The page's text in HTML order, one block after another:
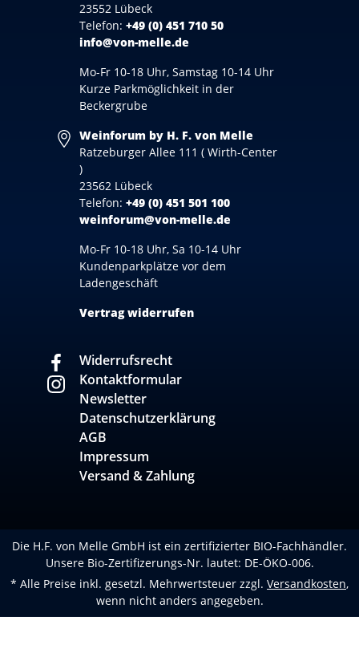
23552 Lübeck
Telefon: +49 (0) 451 710 50
info@von-melle.de
Mo-Fr 10-18 Uhr, Samstag 10-14 Uhr
Kurze Parkmöglichkeit in der
Beckergrube
Weinforum by H. F. von Melle
Ratzeburger Allee 111 ( Wirth-Center
)
23562 Lübeck
Telefon: +49 (0) 451 501 100
weinforum@von-melle.de
Mo-Fr 10-18 Uhr, Sa 10-14 Uhr
Kundenparkplätze vor dem
Ladengeschäft
Vertrag widerrufen
Widerrufsrecht
Kontaktformular
Newsletter
Datenschutzerklärung
AGB
Impressum
Versand & Zahlung
Die H.F. von Melle GmbH ist ein zertifizierter BIO-Fachhändler.
Unsere Bio-Zertifizerungs-Nr. lautet: DE-ÖKO-006.
* Alle Preise inkl. gesetzl. Mehrwertsteuer zzgl. Versandkosten,
wenn nicht anders angegeben.